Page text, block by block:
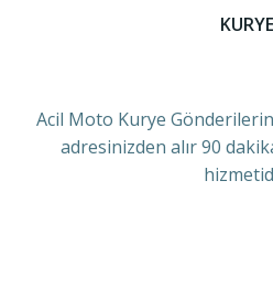
KURYE
Acil Moto Kurye
adresinizden alır 90